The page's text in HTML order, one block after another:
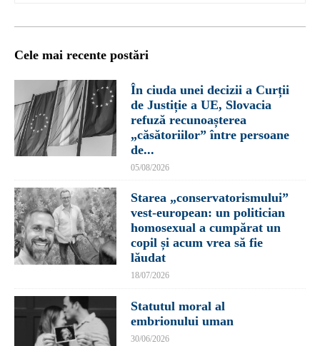
Cele mai recente postări
În ciuda unei decizii a Curții
de Justiție a UE, Slovacia
refuză recunoașterea
„căsătoriilor” între persoane
de...
05/08/2026
Starea „conservatorismului”
vest-european: un politician
homosexual a cumpărat un
copil și acum vrea să fie
lăudat
18/07/2026
Statutul moral al
embrionului uman
30/06/2026